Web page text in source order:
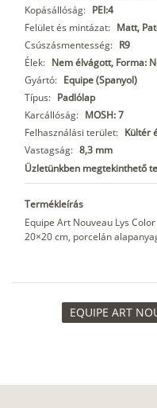
Kopásállóság: PEI:4
Felület és mintázat: Matt,
Csúszásmentesség: R9
Élek: Nem élvágott, Forma:
Gyártó: Equipe (Spanyol)
Típus: Padlólap
Karcállóság: MOSH: 7
Felhasználási terület: Kültér
Vastagság: 8,3 mm
Üzletünkben megtekinthető
Termékleírás
Equipe Art Nouveau Lys
20×20 cm, porcelán
EQUIPE ART